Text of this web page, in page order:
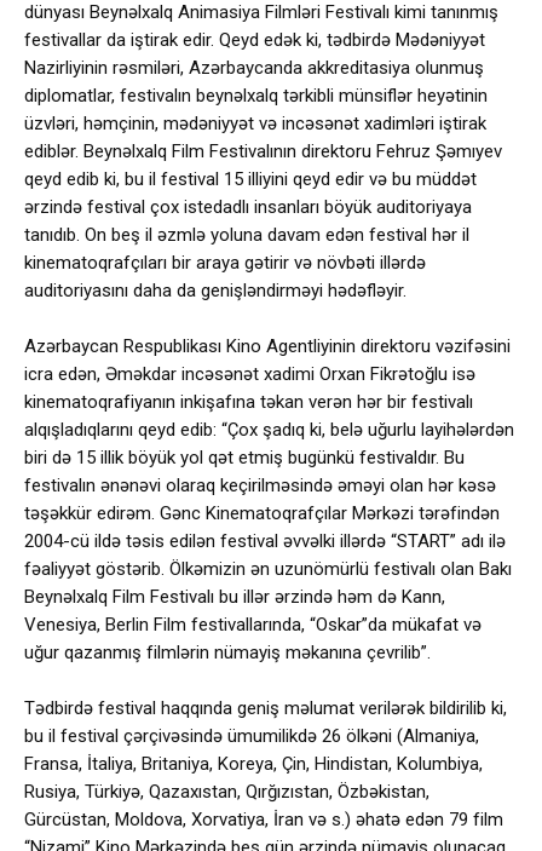
dünyası Beynəlxalq Animasiya Filmləri Festivalı kimi tanınmış
festivallar da iştirak edir. Qeyd edək ki, tədbirdə Mədəniyyət
Nazirliyinin rəsmiləri, Azərbaycanda akkreditasiya olunmuş
diplomatlar, festivalın beynəlxalq tərkibli münsiflər heyətinin
üzvləri, həmçinin, mədəniyyət və incəsənət xadimləri iştirak
ediblər. Beynəlxalq Film Festivalının direktoru Fehruz Şəmıyev
qeyd edib ki, bu il festival 15 illiyini qeyd edir və bu müddət
ərzində festival çox istedadlı insanları böyük auditoriyaya
tanıdıb. On beş il əzmlə yoluna davam edən festival hər il
kinematoqrafçıları bir araya gətirir və növbəti illərdə
auditoriyasını daha da genişləndirməyi hədəfləyir.
Azərbaycan Respublikası Kino Agentliyinin direktoru vəzifəsini
icra edən, Əməkdar incəsənət xadimi Orxan Fikrətoğlu isə
kinematoqrafiyanın inkişafına təkan verən hər bir festivalı
alqışladıqlarını qeyd edib: “Çox şadıq ki, belə uğurlu layihələrdən
biri də 15 illik böyük yol qət etmiş bugünkü festivaldır. Bu
festivalın ənənəvi olaraq keçirilməsində əməyi olan hər kəsə
təşəkkür edirəm. Gənc Kinematoqrafçılar Mərkəzi tərəfindən
2004-cü ildə təsis edilən festival əvvəlki illərdə “START” adı ilə
fəaliyyət göstərib. Ölkəmizin ən uzunömürlü festivalı olan Bakı
Beynəlxalq Film Festivalı bu illər ərzində həm də Kann,
Venesiya, Berlin Film festivallarında, “Oskar”da mükafat və
uğur qazanmış filmlərin nümayiş məkanına çevrilib”.
Tədbirdə festival haqqında geniş məlumat verilərək bildirilib ki,
bu il festival çərçivəsində ümumilikdə 26 ölkəni (Almaniya,
Fransa, İtaliya, Britaniya, Koreya, Çin, Hindistan, Kolumbiya,
Rusiya, Türkiyə, Qazaxıstan, Qırğızıstan, Özbəkistan,
Gürcüstan, Moldova, Xorvatiya, İran və s.) əhatə edən 79 film